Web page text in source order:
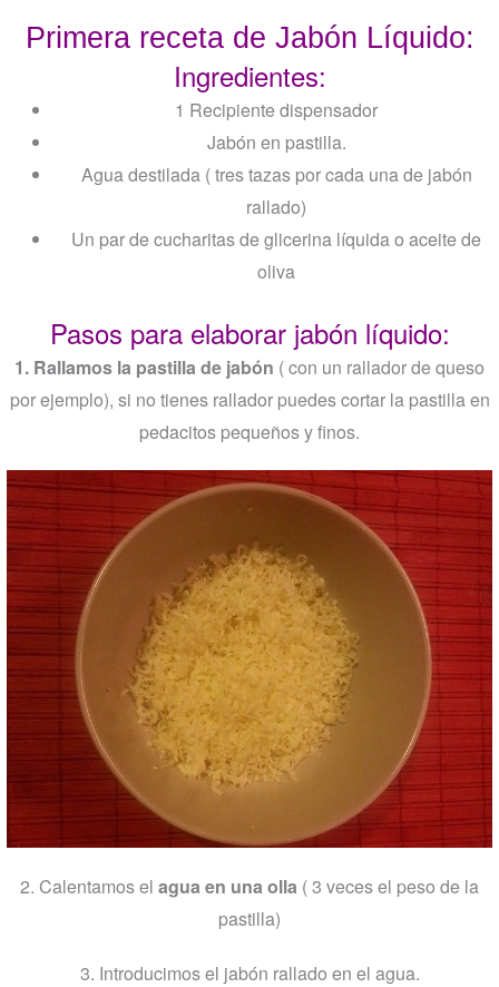
Primera receta de Jabón Líquido:
Ingredientes:
1 Recipiente dispensador
Jabón en pastilla.
Agua destilada ( tres tazas por cada una de jabón
rallado)
Un par de cucharitas de glicerina líquida o aceite de
oliva
Pasos para elaborar jabón líquido:
1. Rallamos la pastilla de jabón ( con un rallador de queso
por ejemplo), si no tienes rallador puedes cortar la pastilla en
pedacitos pequeños y finos.
2. Calentamos el agua en una olla ( 3 veces el peso de la
pastilla)
3. Introducimos el jabón rallado en el agua.